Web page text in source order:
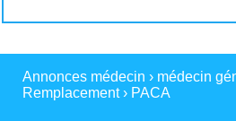
Annonces médecin › médecin
Remplacement › PACA